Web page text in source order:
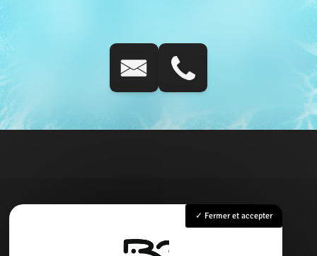
Fermer et accepter